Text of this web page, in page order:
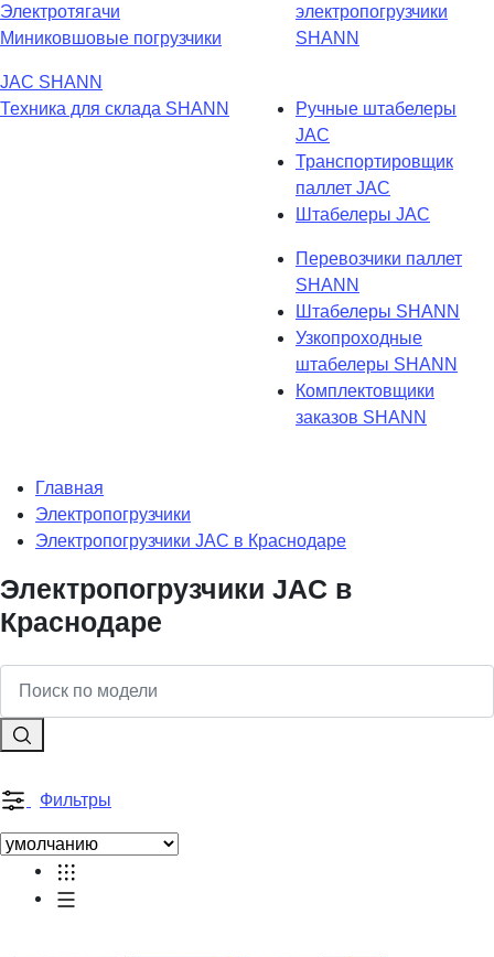
Электротягачи
Миниковшовые погрузчики
электропогрузчики
SHANN
JAC SHANN
Техника для склада SHANN
Ручные штабелеры
JAC
Транспортировщик
паллет JAC
Штабелеры JAC
Перевозчики паллет
SHANN
Штабелеры SHANN
Узкопроходные
штабелеры SHANN
Комплектовщики
заказов SHANN
Главная
Электропогрузчики
Электропогрузчики JAC в Краснодаре
Электропогрузчики JAC в
Краснодаре
Фильтры